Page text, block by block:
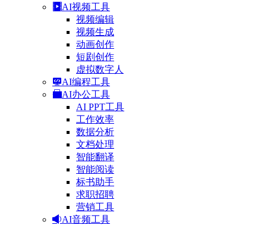
AI视频工具
视频编辑
视频生成
动画创作
短剧创作
虚拟数字人
AI编程工具
AI办公工具
AI PPT工具
工作效率
数据分析
文档处理
智能翻译
智能阅读
标书助手
求职招聘
营销工具
AI音频工具